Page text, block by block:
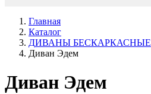
Главная
Каталог
ДИВАНЫ БЕСКАРКАСНЫЕ
Диван Эдем
Диван Эдем